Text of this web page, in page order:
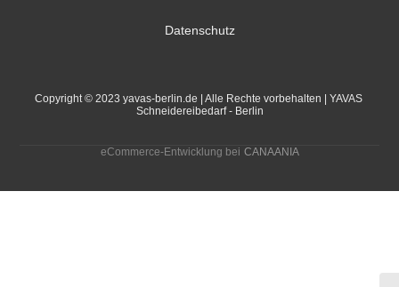
Datenschutz
Copyright © 2023 yavas-berlin.de | Alle Rechte vorbehalten | YAVAS
Schneidereibedarf - Berlin
eCommerce-Entwicklung bei CANAANIA